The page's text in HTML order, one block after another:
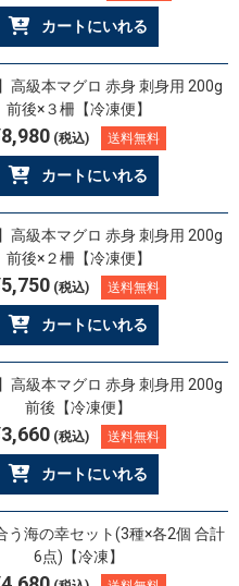
カートにいれる
高級本マグロ 赤身 刺身用 200g
前後×３柵【冷凍便】
(税込) 送料無料
カートにいれる
高級本マグロ 赤身 刺身用 200g
前後×２柵【冷凍便】
(税込) 送料無料
カートにいれる
高級本マグロ 赤身 刺身用 200g
前後【冷凍便】
(税込) 送料無料
カートにいれる
う海の幸セット(3種×各2個 合計
6点)【冷凍】